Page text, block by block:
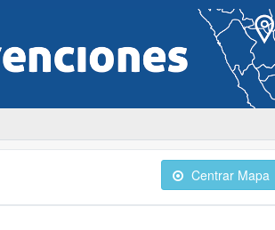
Centrar Mapa